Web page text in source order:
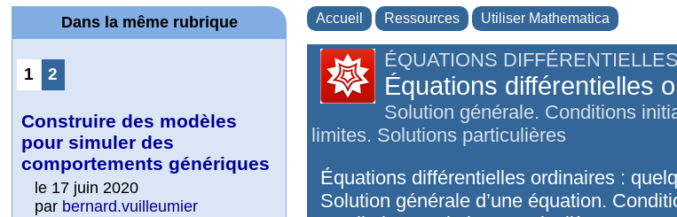
Accueil Ressources Utiliser Mathematica
ÉQUATIONS
Équations différentielles
Solution générale. Conditions
limites. Solutions particulières
Équations différentielles ordinaires :
Solution générale d’une équation.
Dans la même rubrique
1 2
Construire des modèles
pour simuler des
comportements génériques
le 17 juin 2020
par bernard.vuilleumier